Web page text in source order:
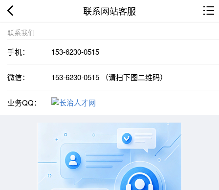
联系网站客服
联系我们
手机： 153-6230-0515
微信： 153-6230-0515 （请扫下图二维码）
业务QQ：